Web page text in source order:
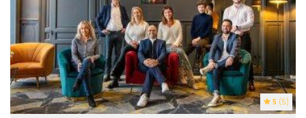
5 (5)